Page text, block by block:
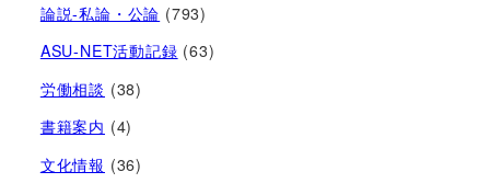
論説-私論・公論 (793)
ASU-NET活動記録 (63)
労働相談 (38)
書籍案内 (4)
文化情報 (36)